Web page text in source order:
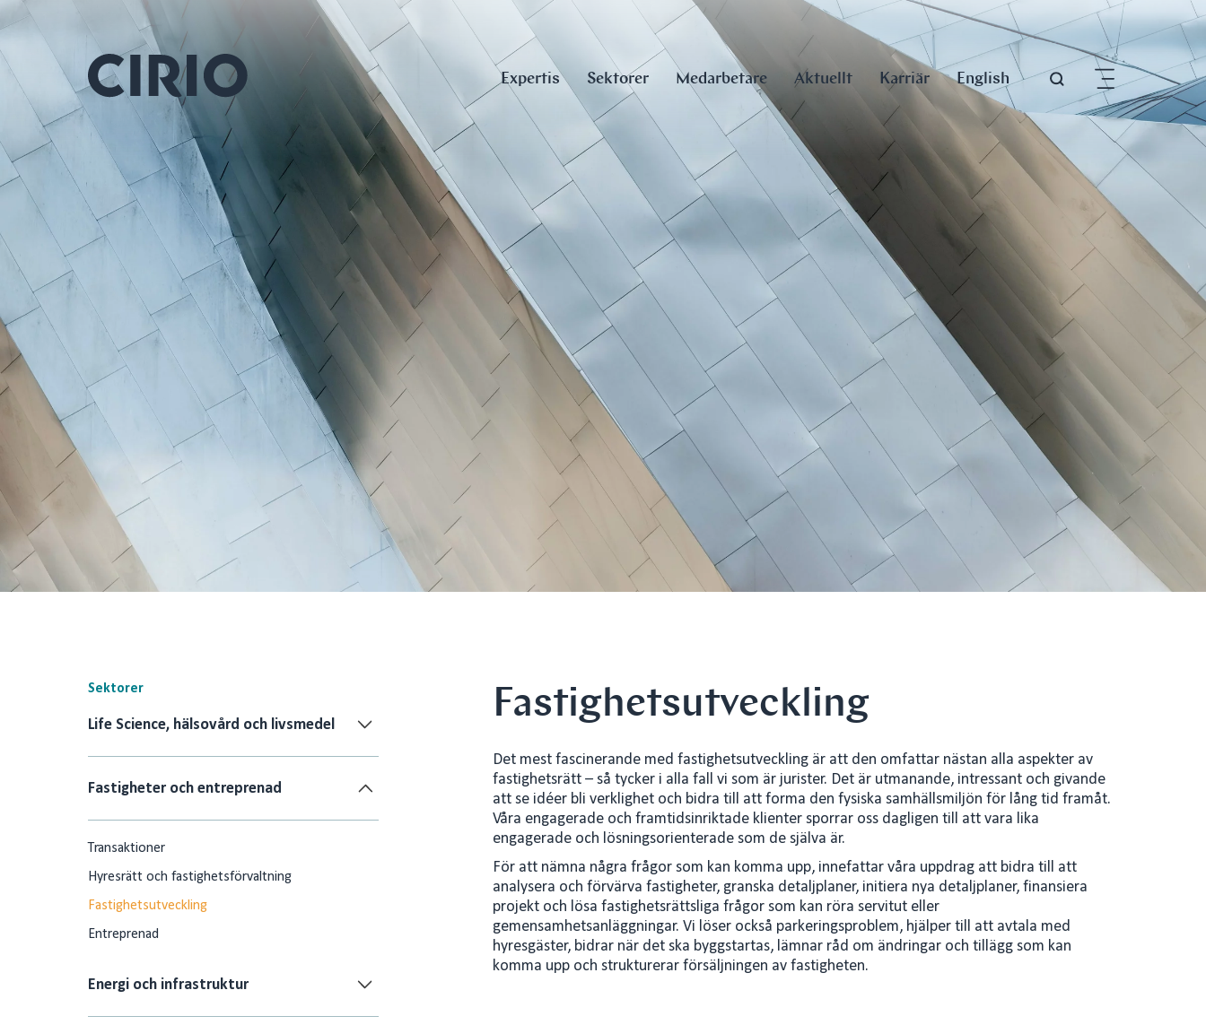
Expertis Sektorer Medarbetare Aktuellt Karriär English
Sektorer
Life Science, hälsovård och livsmedel
Fastigheter och entreprenad
Transaktioner
Hyresrätt och fastighetsförvaltning
Fastighetsutveckling
Entreprenad
Energi och infrastruktur
Fastighetsutveckling
Det mest fascinerande med fastighetsutveckling är att den omfattar nästan alla aspekter av
fastighetsrätt – så tycker i alla fall vi som är jurister. Det är utmanande, intressant och givande
att se idéer bli verklighet och bidra till att forma den fysiska samhällsmiljön för lång tid framåt.
Våra engagerade och framtidsinriktade klienter sporrar oss dagligen till att vara lika
engagerade och lösningsorienterade som de själva är.
För att nämna några frågor som kan komma upp, innefattar våra uppdrag att bidra till att
analysera och förvärva fastigheter, granska detaljplaner, initiera nya detaljplaner, finansiera
projekt och lösa fastighetsrättsliga frågor som kan röra servitut eller
gemensamhetsanläggningar. Vi löser också parkeringsproblem, hjälper till att avtala med
hyresgäster, bidrar när det ska byggstartas, lämnar råd om ändringar och tillägg som kan
komma upp och strukturerar försäljningen av fastigheten.